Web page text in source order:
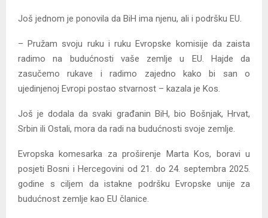
Još jednom je ponovila da BiH ima njenu, ali i podršku EU.
– Pružam svoju ruku i ruku Evropske komisije da zaista
radimo na budućnosti vaše zemlje u EU. Hajde da
zasučemo rukave i radimo zajedno kako bi san o
ujedinjenoj Evropi postao stvarnost – kazala je Kos.
Još je dodala da svaki građanin BiH, bio Bošnjak, Hrvat,
Srbin ili Ostali, mora da radi na budućnosti svoje zemlje.
Evropska komesarka za proširenje Marta Kos, boravi u
posjeti Bosni i Hercegovini od 21. do 24. septembra 2025.
godine s ciljem da istakne podršku Evropske unije za
budućnost zemlje kao EU članice.